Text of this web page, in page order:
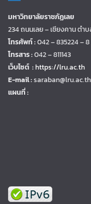
มหาวิทยาลัยราชภัฏเลย
234 ถนนเลย – เชียงคาน ตำ
โทรศัพท์ :042 – 835224 – 8
โทรสาร :042 – 811143
เว็บไซต์ :https://lru.ac.th
E-mail :saraban@lru.ac.th
แผนที่ :